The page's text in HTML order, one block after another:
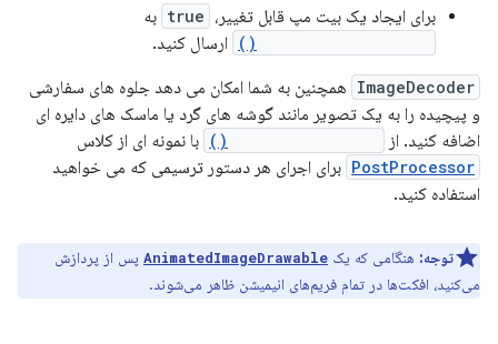
برای ایجاد یک بیت مپ قابل تغییر، true به
ارسال کنید.
ImageDecoder همچنین به شما امکان می دهد جلوه های سفارشی
و پیچیده را به یک تصویر مانند گوشه های گرد یا ماسک های دایره ای
اضافه کنید. از
با نمونه ای از کلاس
PostProcessor برای اجرای هر دستور ترسیمی که می خواهید
استفاده کنید.
توجه: هنگامی که یک AnimatedImageDrawable پس از پردازش
می‌کنید، افکت‌ها در تمام فریم‌های انیمیشن ظاهر می‌شوند.